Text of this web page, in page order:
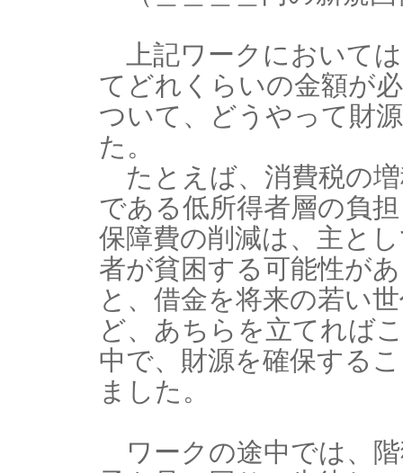
上記ワークにおいて
てどれくらいの金額が
ついて、どうやって財
た。
たとえば、消費税の
である低所得者層の負
保障費の削減は、主と
者が貧困する可能性が
と、借金を将来の若い
ど、あちらを立てれば
中で、財源を確保する
ました。
ワークの途中では、